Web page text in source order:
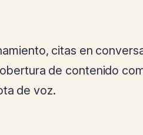
citas en
de contenido
de voz.